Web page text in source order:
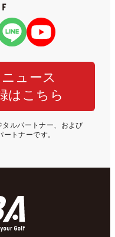
ュース
はこちら
ルパートナー、および
トナーです。